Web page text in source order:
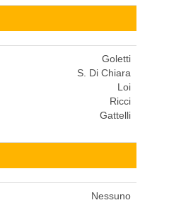
Goletti
S. Di Chiara
Loi
Ricci
Gattelli
Nessuno